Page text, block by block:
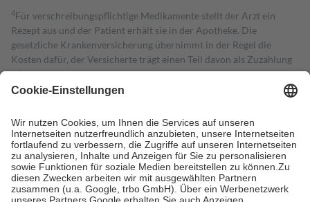
4Für verschreibungspflichtige Medikamente stellt der Arzt ein
Rezept aus und der Patient erhält sie in der Apotheke. Die
gesetzliche Krankenversicherung übernimmt in der Regel die
Kosten dafür, der Versicherte trägt einen Teil davon als Zuzahlung
mit.
Grundsätzlich leisten Mitglieder Zuzahlungen in Höhe von zehn
höchstens zehn Euro.
Es sind jedoch nie mehr als die tatsächlichen
Kosten der Leistung zu entrichten.
Diese Regeln gelten grundsätzlich auch für Online-Apotheken.
Bei Heilmitteln und häuslicher Krankenpflege beträgt die
Zuzahlung zehn Prozent der Kosten sowie zehn Euro je
Verordnung.